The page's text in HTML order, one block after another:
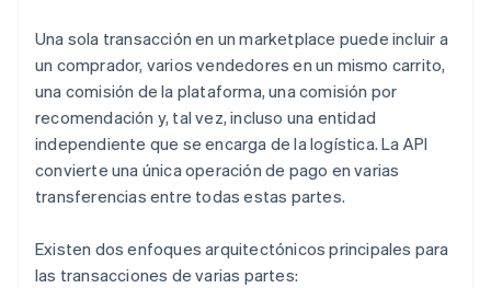
Una sola transacción en un marketplace puede incluir a
un comprador, varios vendedores en un mismo carrito,
una comisión de la plataforma, una comisión por
recomendación y, tal vez, incluso una entidad
independiente que se encarga de la logística. La API
convierte una única operación de pago en varias
transferencias entre todas estas partes.
Existen dos enfoques arquitectónicos principales para
las transacciones de varias partes: